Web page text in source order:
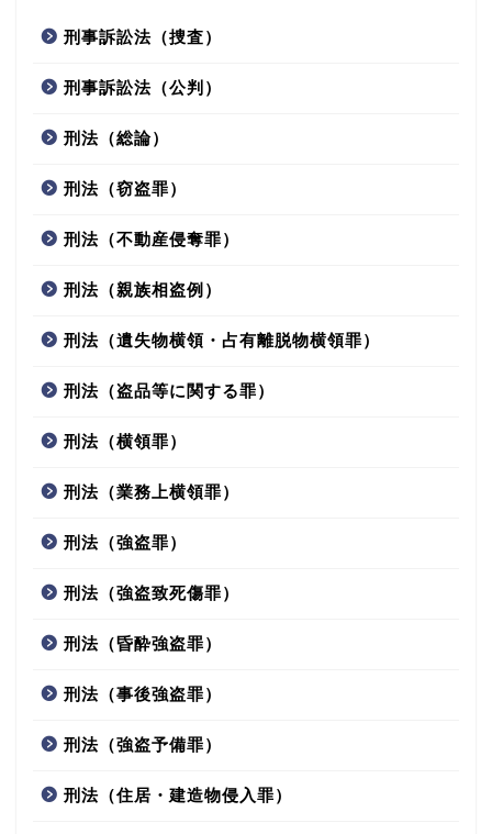
刑事訴訟法（捜査）
刑事訴訟法（公判）
刑法（総論）
刑法（窃盗罪）
刑法（不動産侵奪罪）
刑法（親族相盗例）
刑法（遺失物横領・占有離脱物横領罪）
刑法（盗品等に関する罪）
刑法（横領罪）
刑法（業務上横領罪）
刑法（強盗罪）
刑法（強盗致死傷罪）
刑法（昏酔強盗罪）
刑法（事後強盗罪）
刑法（強盗予備罪）
刑法（住居・建造物侵入罪）